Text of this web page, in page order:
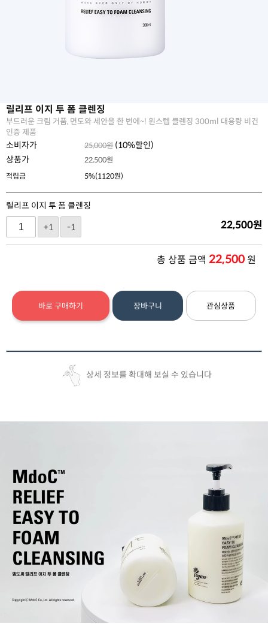
릴리프 이지 투 폼 클렌징
부드러운 크림 거품, 면도와 세안을 한 번에~! 원스텝 클렌징 300ml 대용량 비건
인증 제품
소비자가 25,000원 (10%할인)
상품가
22,500원
적립금
5%(1120원)
릴리프 이지 투 폼 클렌징
+1
-1 22,500원
총 상품 금액 22,500원
바로 구매하기 장바구니 관심상품
상세 정보를 확대해 보실 수 있습니다